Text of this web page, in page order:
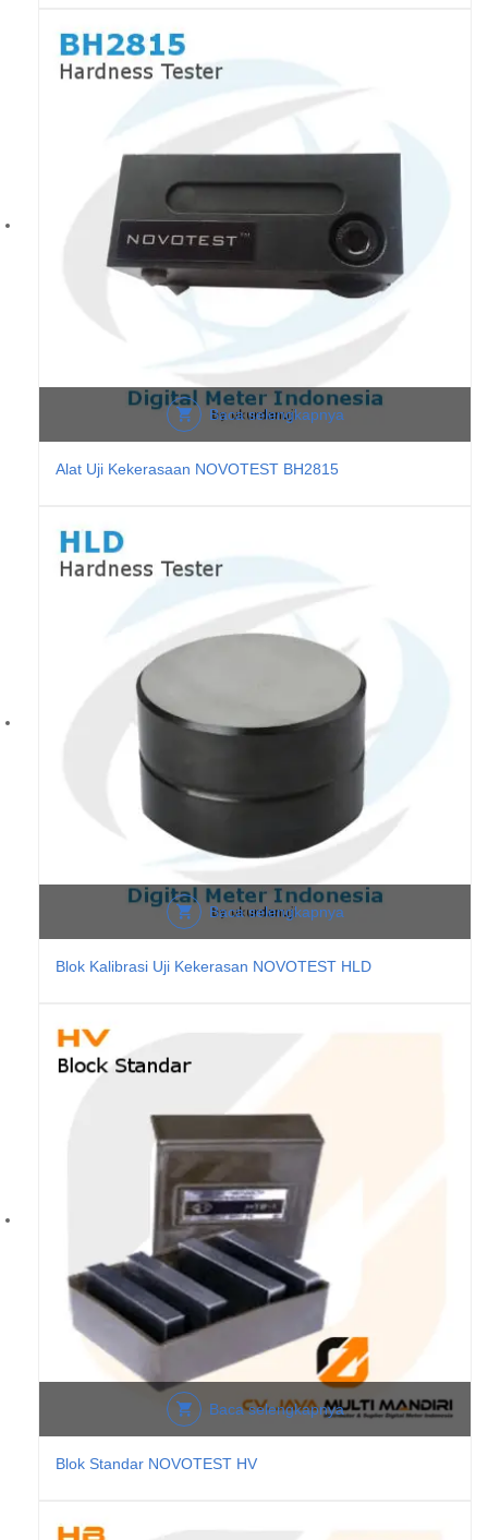
Baca selengkapnya
Alat Uji Kekerasaan NOVOTEST BH2815
Baca selengkapnya
Blok Kalibrasi Uji Kekerasan NOVOTEST HLD
Baca selengkapnya
Blok Standar NOVOTEST HV